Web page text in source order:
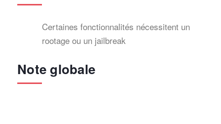
Certaines fonctionnalités nécessitent un
rootage ou un jailbreak
Note globale